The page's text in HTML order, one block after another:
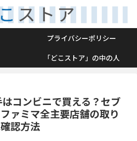
プライバシーポリシー
「どこストア」の中の人
コンビニで買える？セブ
ァミマ全主要店舗の取り
認方法